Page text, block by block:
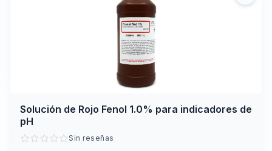
Solución de Rojo Fenol 1.0% para indicadores de
pH
Sin reseñas